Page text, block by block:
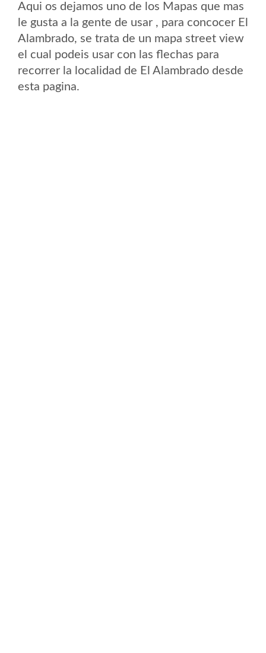
Aqui os dejamos uno de los Mapas que mas
le gusta a la gente de usar , para concocer El
Alambrado, se trata de un mapa street view
el cual podeis usar con las flechas para
recorrer la localidad de El Alambrado desde
esta pagina.